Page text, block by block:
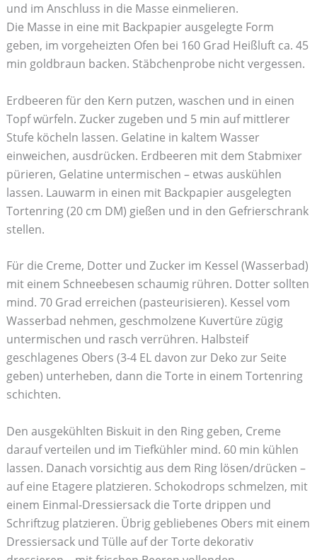
und im Anschluss in die Masse einmelieren.
Die Masse in eine mit Backpapier ausgelegte Form
geben, im vorgeheizten Ofen bei 160 Grad Heißluft ca. 45
min goldbraun backen. Stäbchenprobe nicht vergessen.
Erdbeeren für den Kern putzen, waschen und in einen
Topf würfeln. Zucker zugeben und 5 min auf mittlerer
Stufe köcheln lassen. Gelatine in kaltem Wasser
einweichen, ausdrücken. Erdbeeren mit dem Stabmixer
pürieren, Gelatine untermischen – etwas auskühlen
lassen. Lauwarm in einen mit Backpapier ausgelegten
Tortenring (20 cm DM) gießen und in den Gefrierschrank
stellen.
Für die Creme, Dotter und Zucker im Kessel (Wasserbad)
mit einem Schneebesen schaumig rühren. Dotter sollten
mind. 70 Grad erreichen (pasteurisieren). Kessel vom
Wasserbad nehmen, geschmolzene Kuvertüre zügig
untermischen und rasch verrühren. Halbsteif
geschlagenes Obers (3-4 EL davon zur Deko zur Seite
geben) unterheben, dann die Torte in einem Tortenring
schichten.
Den ausgekühlten Biskuit in den Ring geben, Creme
darauf verteilen und im Tiefkühler mind. 60 min kühlen
lassen. Danach vorsichtig aus dem Ring lösen/drücken –
auf eine Etagere platzieren. Schokodrops schmelzen, mit
einem Einmal-Dressiersack die Torte drippen und
Schriftzug platzieren. Übrig gebliebenes Obers mit einem
Dressiersack und Tülle auf der Torte dekorativ